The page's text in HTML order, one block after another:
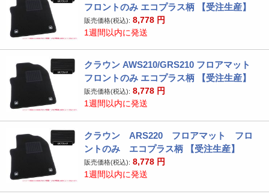
フロントのみ エコプラス柄 【受注生産】
販売価格(税込): 8,778 円
1週間以内に発送
クラウン AWS210/GRS210 フロアマット
フロントのみ エコプラス柄 【受注生産】
販売価格(税込): 8,778 円
1週間以内に発送
クラウン ARS220 フロアマット フロ
ントのみ エコプラス柄 【受注生産】
販売価格(税込): 8,778 円
1週間以内に発送